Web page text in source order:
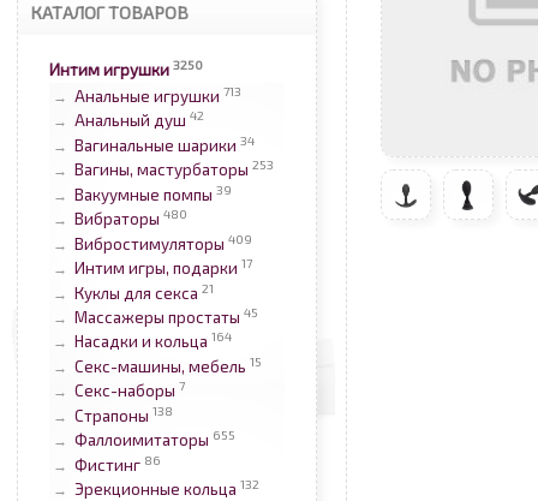
КАТАЛОГ ТОВАРОВ
Интим игрушки 3250
→ Анальные игрушки 713
→ Анальный душ 42
→ Вагинальные шарики 34
→ Вагины, мастурбаторы 253
→ Вакуумные помпы 39
→ Вибраторы 480
→ Вибростимуляторы 409
→ Интим игры, подарки 17
→ Куклы для секса 21
→ Массажеры простаты 45
→ Насадки и кольца 164
→ Секс-машины, мебель 15
→ Секс-наборы 7
→ Страпоны 138
→ Фаллоимитаторы 655
→ Фистинг 86
→ Эрекционные кольца 132